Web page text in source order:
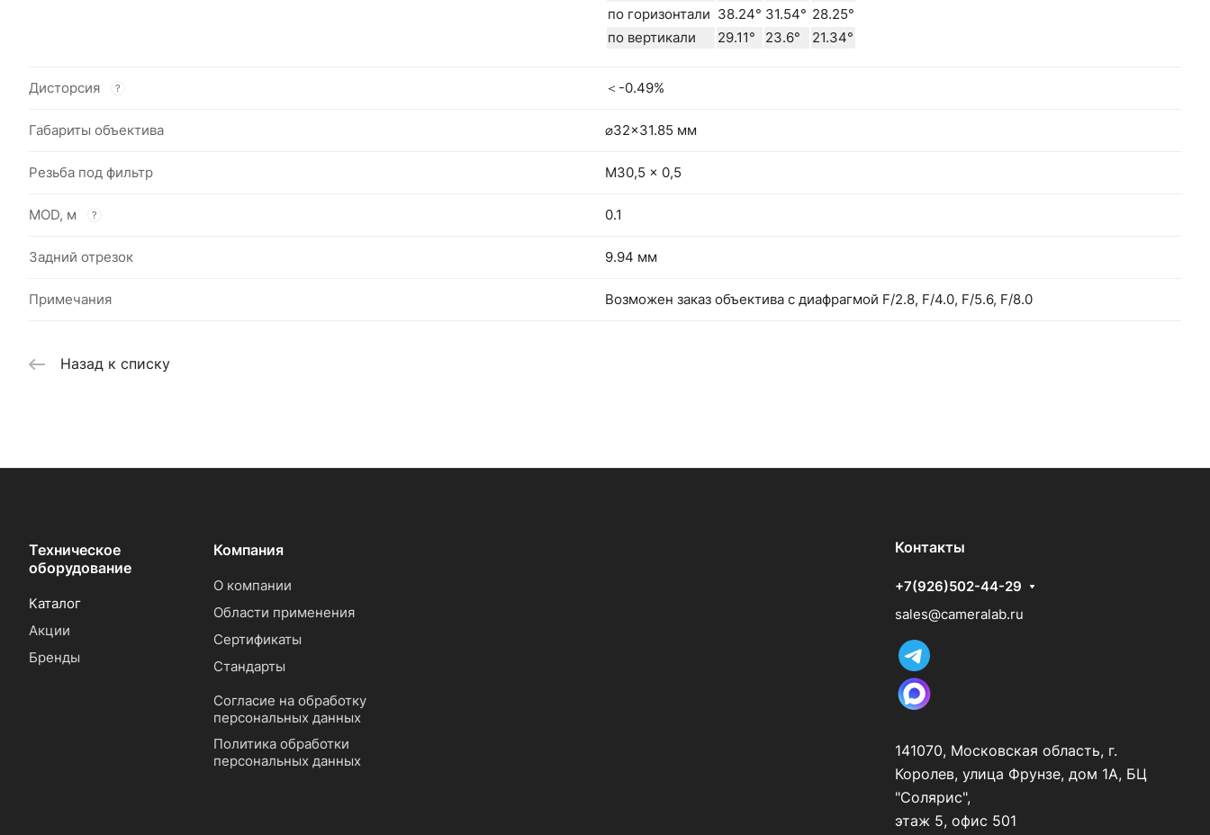
по горизонтали 38.24° 31.54° 28.25°
по вертикали
29.11° 23.6° 21.34°
Дисторсия ? ＜-0.49%
Габариты объектива ⌀32×31.85 мм
Резьба под фильтр M30,5 x 0,5
MOD, м ? 0.1
Задний отрезок 9.94 мм
Примечания Возможен заказ объектива с диафрагмой F/2.8, F/4.0, F/5.6, F/8.0
Назад к списку
Техническое
оборудование
Каталог
Акции
Бренды
Компания
О компании
Области применения
Сертификаты
Стандарты
Согласие на обработку
персональных данных
Политика обработки
персональных данных
Контакты
+7(926)502-44-29
sales@cameralab.ru
141070, Московская область, г.
Королев, улица Фрунзе, дом 1А, БЦ
"Солярис",
этаж 5, офис 501